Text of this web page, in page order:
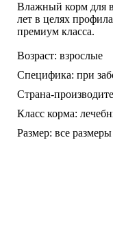
Влажный корм для
лет в целях
премиум класса.
Возраст: взрослые
Специфика: при
Страна-
Класс корма:
Размер: все размеры